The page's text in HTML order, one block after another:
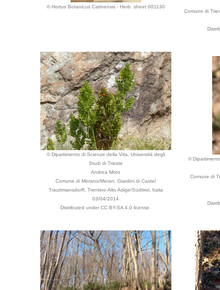
© Hortus Botanicus Catinensis - Herb. sheet 001130
Comune di
© Dipartimento di Scienze della Vita, Università degli
Studi di Trieste
Andrea Moro
Comune di Merano/Meran, Giardini di Castel
Trauttmansdorff, Trentino-Alto Adige/Südtirol, Italia
03/04/2014
Distributed under CC BY-SA 4.0 license.
©
Comune di